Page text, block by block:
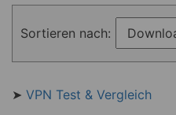
Sortieren nach:
➤ VPN Test & Vergleich